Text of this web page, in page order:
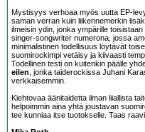
Mystisyys verhoaa myös uutta EP-
saman verran kuin liikennemerkin
ilmeisin ydin, jonka ympärille
singer-songwriter numerona, jossa
minimalistinen todellisuus löytävät
suomirockimpi vetäisy ja kiivaasti
Todellinen testi on kuitenkin päälle
eilen , jonka taiderockissa Juhani
verkkaisemmin.
Kiehtovaa äänitaidetta ilman liiallista
helpoimmin aina yhtä joustavan
tee kunniaa itse tuotokselle. Taas